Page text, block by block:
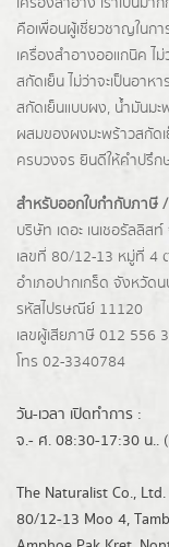
คือเพื่อนผู้เชี่ยวชาญในก
เครื่องสำอางออแกนิค
สกัดเย็น ไม่ว่าจะเป็นอา
สกัดเย็นแบบผง, น้ำมันม
ผสมของผงมะพร้าวสกัด
ครบวงจร ยินดีให้คำปรึก
สำหรับออกใบกำกับภาษี /
บริษัท เดอะ เนเชอรัลลิส
เลขที่ 80/12-13 หมู่ที่ 4
อำเภอปากเกร็ด จังหวัด
รหัสไปรษณีย์ 11120
เลขผู้เสียภาษี 012 556
โทร 02-3340784
วัน-เวลา เปิดทำการ :
จ.- ศ. 08:30-17:30 น..
The Naturalist Co., Ltd.
80/12-13 Moo 4,